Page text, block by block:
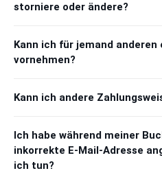
storniere oder ändere?
Kann ich für jemand anderen
vornehmen?
Kann ich andere
Ich habe während meiner
inkorrekte E-Mail-Adresse
ich tun?